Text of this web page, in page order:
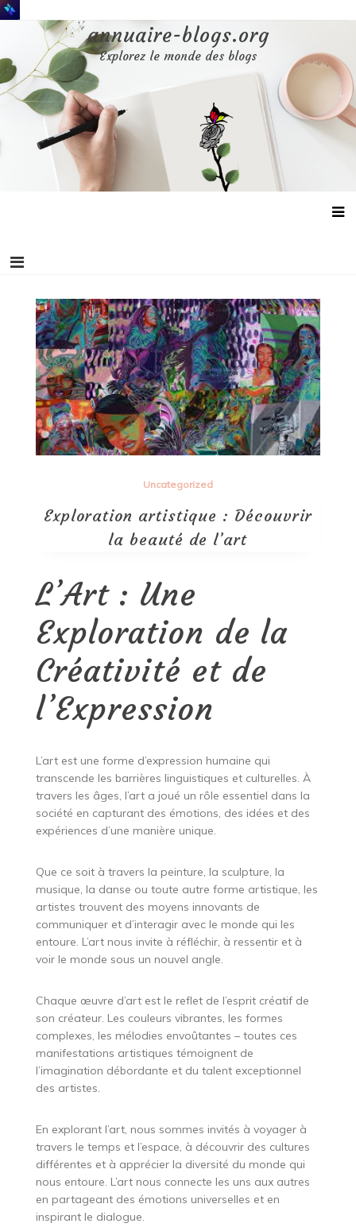
Aller
au
annuaire-blogs.org
Explorez le monde des blogs
Uncategorized
Exploration artistique : Découvrir
la beauté de l’art
L’Art : Une
Exploration de la
Créativité et de
l’Expression
L’art est une forme d’expression humaine qui
transcende les barrières linguistiques et culturelles. À
travers les âges, l’art a joué un rôle essentiel dans la
société en capturant des émotions, des idées et des
expériences d’une manière unique.
Que ce soit à travers la peinture, la sculpture, la
musique, la danse ou toute autre forme artistique, les
artistes trouvent des moyens innovants de
communiquer et d’interagir avec le monde qui les
entoure. L’art nous invite à réfléchir, à ressentir et à
voir le monde sous un nouvel angle.
Chaque œuvre d’art est le reflet de l’esprit créatif de
son créateur. Les couleurs vibrantes, les formes
complexes, les mélodies envoûtantes – toutes ces
manifestations artistiques témoignent de
l’imagination débordante et du talent exceptionnel
des artistes.
En explorant l’art, nous sommes invités à voyager à
travers le temps et l’espace, à découvrir des cultures
différentes et à apprécier la diversité du monde qui
nous entoure. L’art nous connecte les uns aux autres
en partageant des émotions universelles et en
inspirant le dialogue.